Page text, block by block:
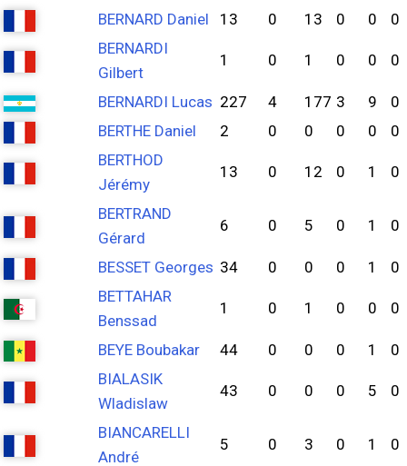
BERNARD Daniel 13 0 13 0 0
0
BERNARDI
Gilbert
1 0 1 0 0 0
BERNARDI Lucas 227 4 177 3 9
0
BERTHE Daniel
2 0 0 0 0
0
BERTHOD
Jérémy
13 0 12 0 1 0
BERTRAND
Gérard
6 0 5 0 1 0
BESSET Georges 34 0 0 0 1
0
BETTAHAR
Benssad
1 0 1 0 0 0
BEYE Boubakar 44 0 0 0 1
0
BIALASIK
Wladislaw
43 0 0 0 5 0
BIANCARELLI
André
5 0 3 0 1 0